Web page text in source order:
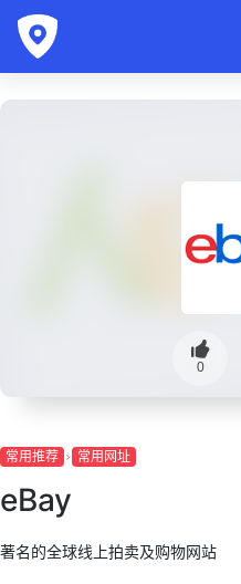
0
常用推荐 常用网址
eBay
著名的全球线上拍卖及购物网站